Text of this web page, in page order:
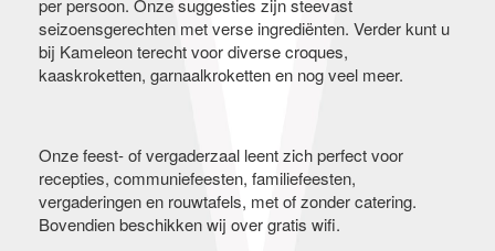
per persoon. Onze suggesties zijn steevast
seizoensgerechten met verse ingrediënten. Verder kunt u
bij Kameleon terecht voor diverse croques,
kaaskroketten, garnaalkroketten en nog veel meer.
Onze feest- of vergaderzaal leent zich perfect voor
recepties, communiefeesten, familiefeesten,
vergaderingen en rouwtafels, met of zonder catering.
Bovendien beschikken wij over gratis wifi.